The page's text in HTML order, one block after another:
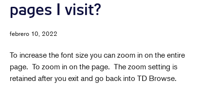
pages I visit?
febrero 10, 2022
To increase the font size you can zoom in on the entire
page. To zoom in on the page. The zoom setting is
retained after you exit and go back into TD Browse.